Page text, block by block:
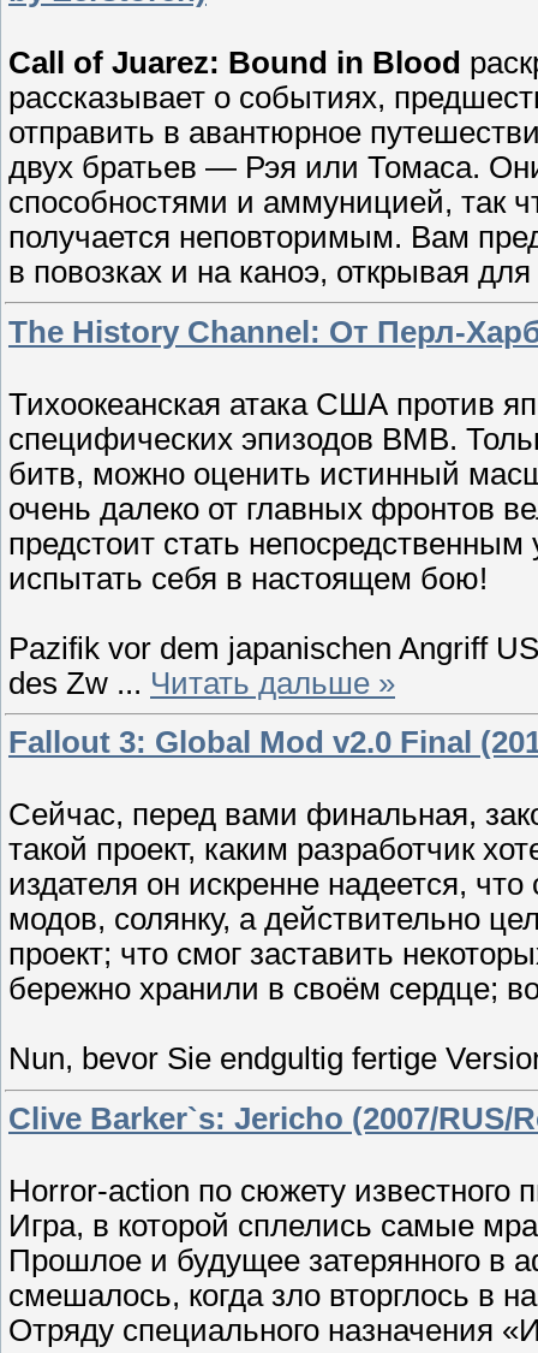
Call of Juarez: Bound in Blood
рассказывает о событиях,
отправить в авантюрное
двух братьев — Рэя или Томаса.
способностями и аммуницией, так
получается неповторимым. Вам
в повозках и на каноэ, открывая
The History Channel: От Перл-
Тихоокеанская атака США против
специфических эпизодов ВМВ.
битв, можно оценить истинный
очень далеко от главных фронтов
предстоит стать
испытать себя в настоящем бою!
Pazifik vor dem japanischen Angriff
des Zw ... Читать дальше »
Fallout 3: Global Mod v2.0 Final
Сейчас, перед вами финальная,
такой проект, каким разработчик
издателя он искренне надеется,
модов, солянку, а действительно
проект; что смог заставить
бережно хранили в своём сердце;
Nun, bevor Sie endgultig fertige
Clive Barker`s: Jericho (2007/RUS/
Horror-action по сюжету известного
Игра, в которой сплелись самые
Прошлое и будущее затерянного в
смешалось, когда зло вторглось в
Отряду специального назначения